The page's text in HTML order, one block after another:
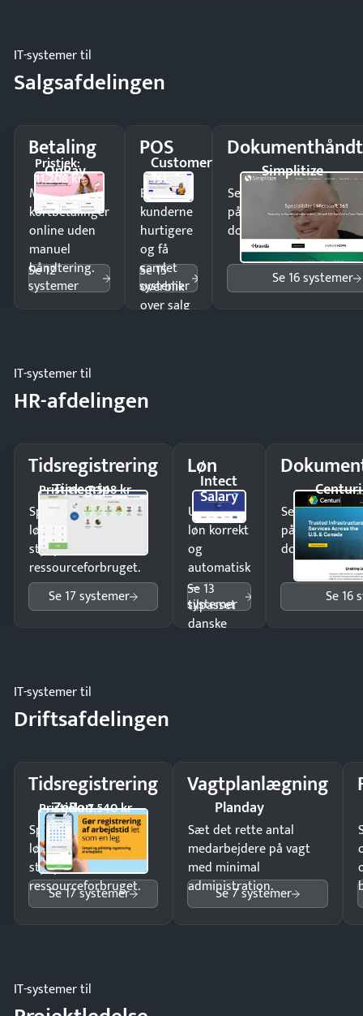
IT-systemer til
Salgsafdelingen
Betaling
OnPay
Pristjek:
11.208 kr
Modtag
kortbetalinger
online uden
manuel
håndtering.
Se 12
systemer
POS
Customer
1st
Ekspedér
kunderne
hurtigere
og få
samlet
overblik
over salg
Se 15
systemer
Simplitize
Send kontrakter til
på minutter og mist
dokumenter.
Se 16 systemer
IT-systemer til
HR-afdelingen
Tidsregistrering
Timegrip
Pristjek: 7.548 kr
Spar tid på
lønberegning og få
styr på
ressourceforbruget.
Se 17 systemer
Løn
Intect
Salary
Udbetal
løn korrekt
og
automatisk
—
tilpasset
danske
Se 13
systemer
Centuri
Send
på minutter
dokumenter.
Se 16
IT-systemer til
Driftsafdelingen
Tidsregistrering
ZeBon
Pristjek: 7.540 kr
Spar tid på
lønberegning og få
styr på
ressourceforbruget.
Se 17 systemer
Vagtplanlægning
Planday
Sæt det rette antal
medarbejdere på vagt
med minimal
administration.
Se 7 systemer
IT-systemer til